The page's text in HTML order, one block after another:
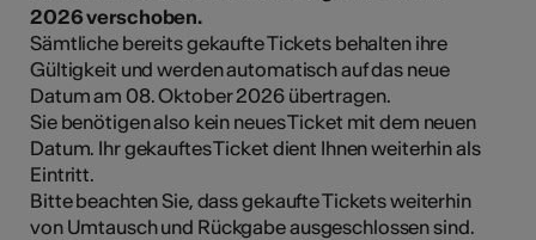
2026 verschoben.
Sämtliche bereits gekaufte Tickets behalten ihre
Gültigkeit und werden automatisch auf das neue
Datum am 08. Oktober 2026 übertragen.
Sie benötigen also kein neues Ticket mit dem neuen
Datum. Ihr gekauftes Ticket dient Ihnen weiterhin als
Eintritt.
Bitte beachten Sie, dass gekaufte Tickets weiterhin
von Umtausch und Rückgabe ausgeschlossen sind.